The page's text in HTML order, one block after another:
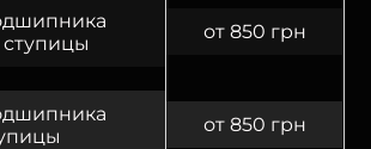
от 850 грн
от 850 грн